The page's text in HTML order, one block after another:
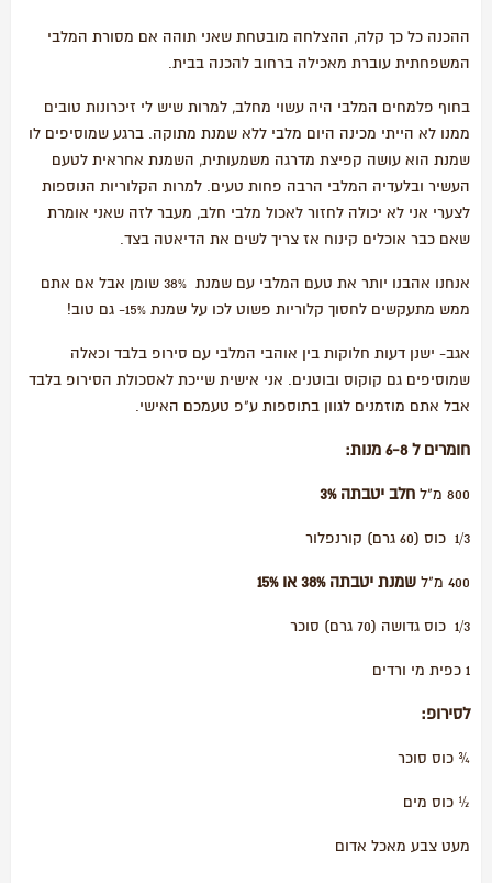
ההכנה כל כך קלה, ההצלחה מובטחת שאני תוהה אם מסורת המלבי
המשפחתית עוברת מאכילה ברחוב להכנה בבית.
בחוף פלמחים המלבי היה עשוי מחלב, למרות שיש לי זיכרונות טובים
ממנו לא הייתי מכינה היום מלבי ללא שמנת מתוקה. ברגע שמוסיפים לו
שמנת הוא עושה קפיצת מדרגה משמעותית, השמנת אחראית לטעם
העשיר ובלעדיה המלבי הרבה פחות טעים. למרות הקלוריות הנוספות
לצערי אני לא יכולה לחזור לאכול מלבי חלב, מעבר לזה שאני אומרת
שאם כבר אוכלים קינוח אז צריך לשים את הדיאטה בצד.
אנחנו אהבנו יותר את טעם המלבי עם שמנת 38% שומן אבל אם אתם
ממש מתעקשים לחסוך קלוריות פשוט לכו על שמנת 15%- גם טוב!
אגב- ישנן דעות חלוקות בין אוהבי המלבי עם סירופ בלבד וכאלה
שמוסיפים גם קוקוס ובוטנים. אני אישית שייכת לאסכולת הסירופ בלבד
אבל אתם מוזמנים לגוון בתוספות ע"פ טעמכם האישי.
חומרים ל 6-8 מנות:
800 מ"ל חלב יטבתה 3%
1/3 כוס (60 גרם) קורנפלור
400 מ"ל שמנת יטבתה 38% או 15%
1/3 כוס גדושה (70 גרם) סוכר
1 כפית מי ורדים
לסירופ:
¾ כוס סוכר
½ כוס מים
מעט צבע מאכל אדום